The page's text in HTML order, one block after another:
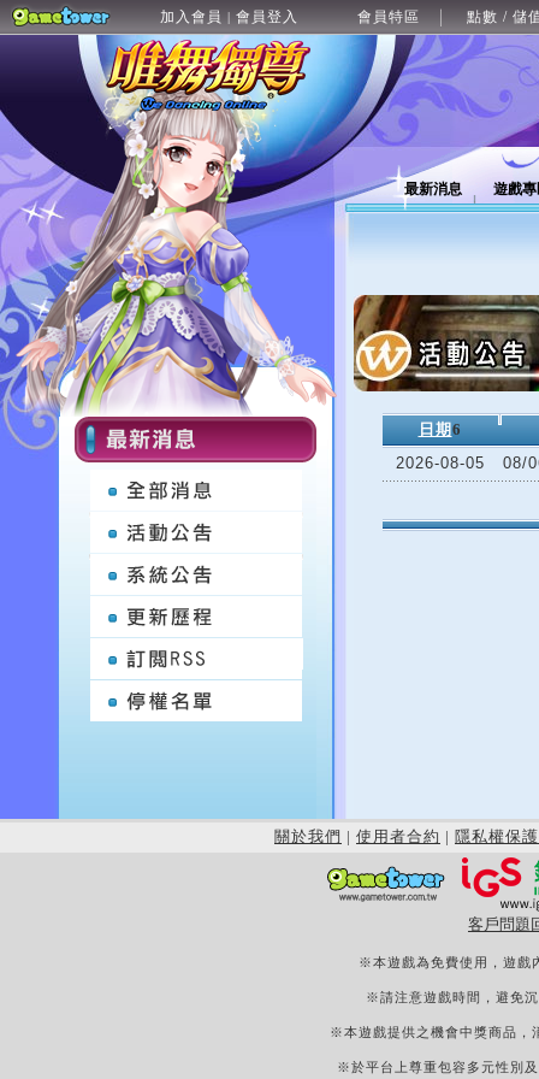
加入會員 | 會員登入 會員特區 點數 / 儲
最新消息 遊戲
日期 6
2026-08-05
08/
關於我們 | 使用者合約 | 隱私權保護
客戶問題
※本遊戲為免費使用，遊戲
※請注意遊戲時間，避免
※本遊戲提供之機會中獎商品，
※於平台上尊重包容多元性別